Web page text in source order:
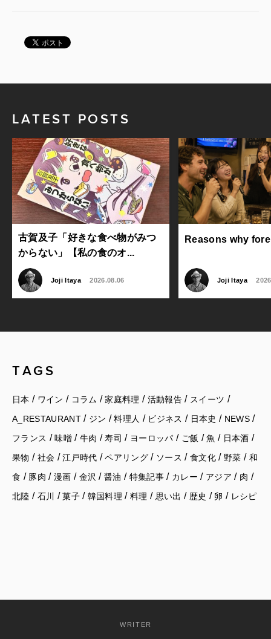
LATEST POSTS
古賀及子「好きな食べ物がみつ
からない」【私の食のオ...
Joji Itaya 2026.08.06
Reasons why
Joji Itaya
TAGS
日本 / ワイン / コラム /家庭料理 / 活動報告 / スイーツ /
A_RESTAURANT/ ジン /料理人 / ビジネス / 日本史 / NEWS/
フランス /味噌/ 牛肉 /寿司 / ヨーロッパ / ご飯 /魚 / 日本酒 /
果物 / 社会 /江戸時代 /ペアリング / ソース / 食文化/ 野菜 / 和
食 / 豚肉 / 漫画 / 金沢 /醤油 / 特集記事 / カレー / アジア / 肉 /
北陸 / 石川 /菓子/ 韓国料理 /料理 / 思い出 / 歴史 / 卵 / レシピ
WRITER